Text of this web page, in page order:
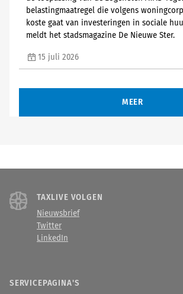
belastingmaatregel die volgens
koste gaat van investeringen in sociale
meldt het stadsmagazine De Nieuwe Ster.
15 juli 2026
MEER
TAXLIVE VOLGEN
Nieuwsbrief
Twitter
LinkedIn
SERVICEPAGINA'S